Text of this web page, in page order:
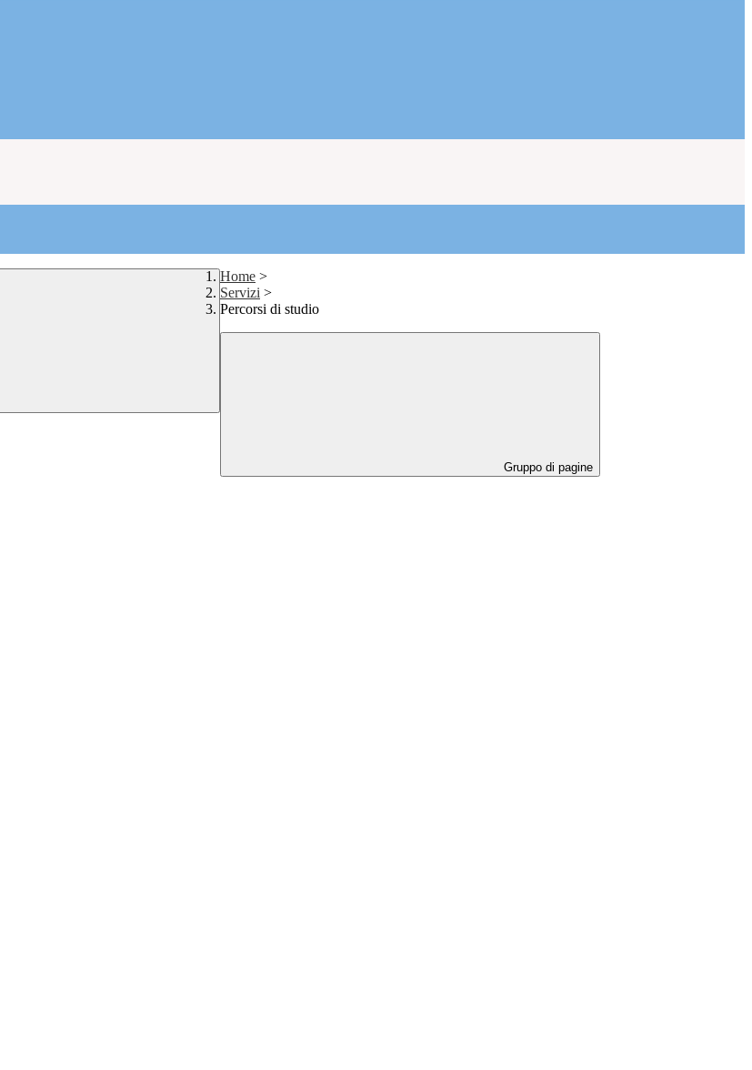
Home >
Servizi >
Percorsi di studio
Gruppo di pagine